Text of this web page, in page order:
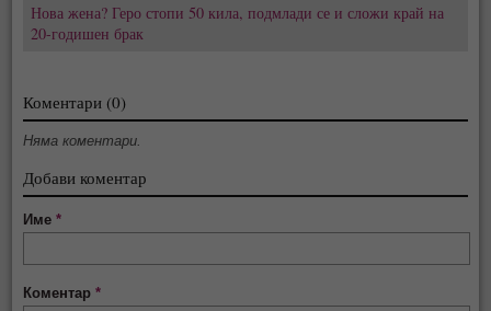
Нова жена? Геро стопи 50 кила, подмлади се и сложи край на
20-годишен брак
Коментари (0)
Няма коментари.
Добави коментар
Име*
Коментар*